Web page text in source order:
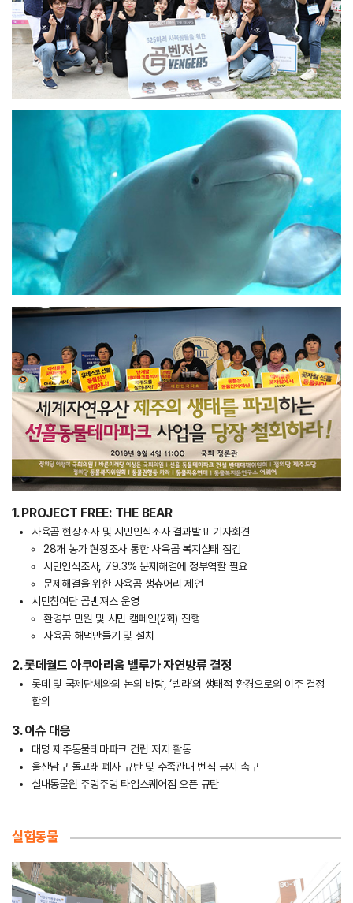
1. PROJECT FREE: THE BEAR
사육곰 현장조사 및 시민인식조사 결과발표 기자회견
28개 농가 현장조사 통한 사육곰 복지실태 점검
시민인식조사, 79.3% 문제해결에 정부역할 필요
문제해결을 위한 사육곰 생츄어리 제언
시민참여단 곰벤져스 운영
환경부 민원 및 시민 캠페인(2회) 진행
사육곰 해먹만들기 및 설치
2. 롯데월드 아쿠아리움 벨루가 자연방류 결정
롯데 및 국제단체와의 논의 바탕, ‘벨라’의 생태적 환경으로의 이주 결정
합의
3. 이슈 대응
대명 제주동물테마파크 건립 저지 활동
울산남구 돌고래 폐사 규탄 및 수족관내 번식 금지 촉구
실내동물원 주렁주렁 타임스퀘어점 오픈 규탄
실험동물